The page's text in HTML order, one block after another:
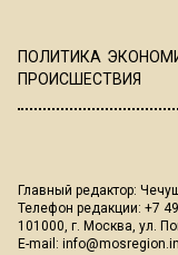
ПОЛИТИКА
ПРОИСШЕСТВИЯ
Главный редактор:
Телефон редакции: +7
101000, г. Москва, ул.
E-mail: